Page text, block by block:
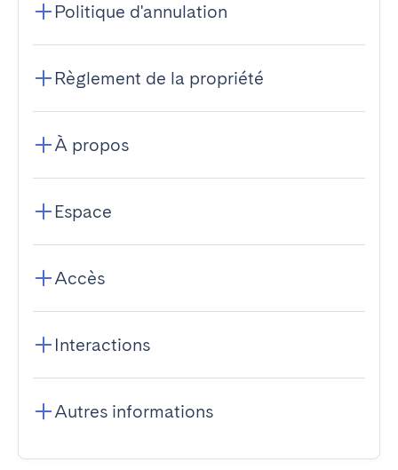
Politique d'annulation
Règlement de la propriété
À propos
Espace
Accès
Interactions
Autres informations